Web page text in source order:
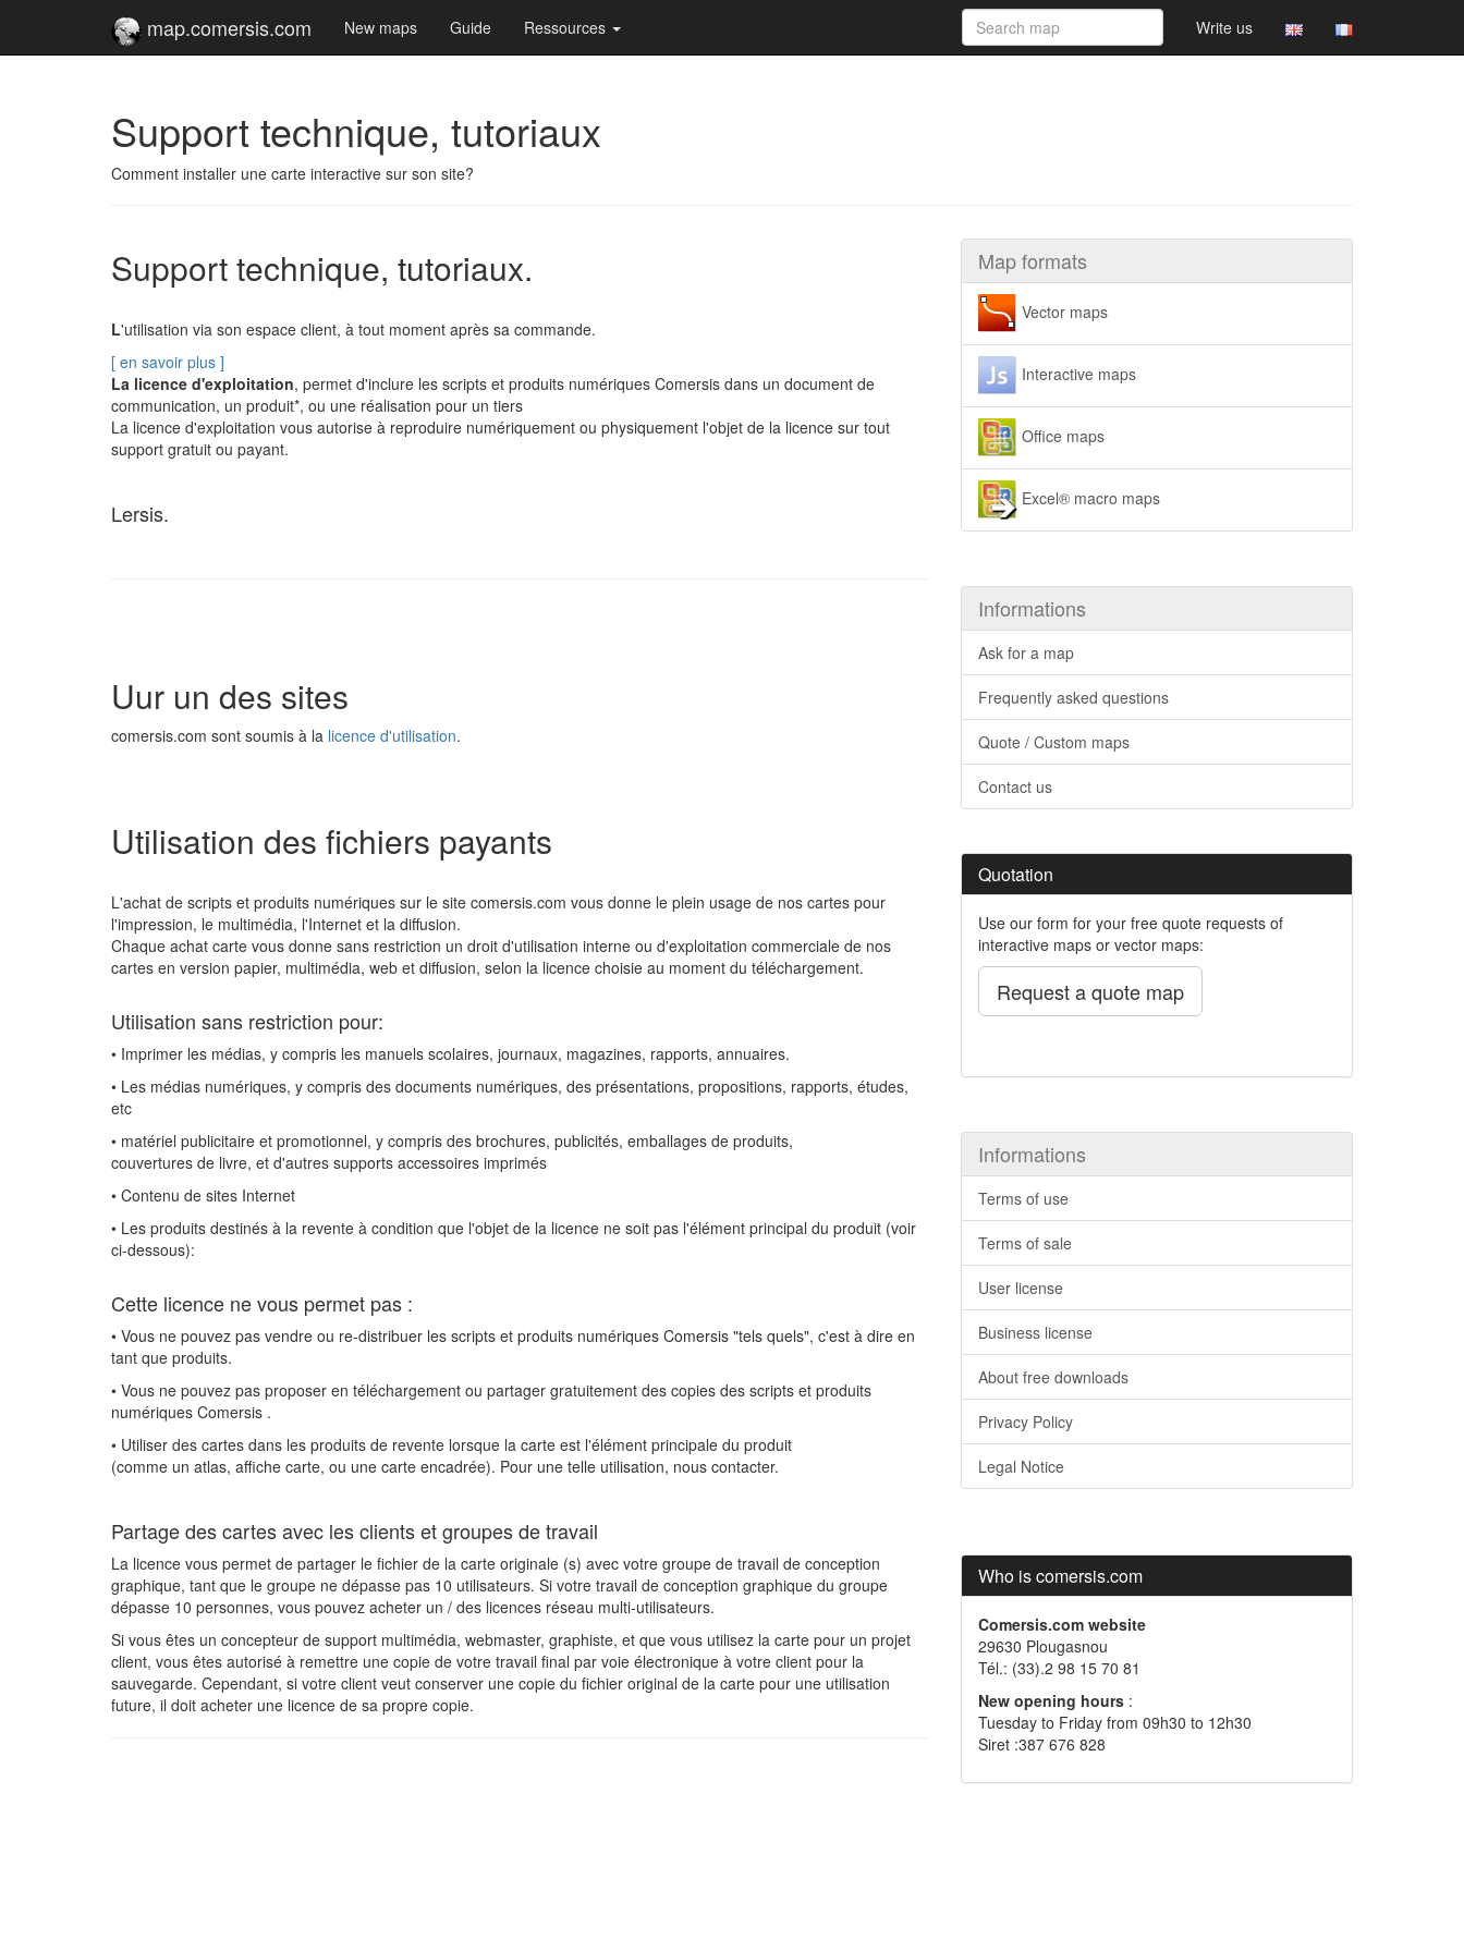
map.comersis.com New maps Guide Ressources Write us
Support technique, tutoriaux
Comment installer une carte interactive sur son site?
Support technique, tutoriaux.
L'utilisation via son espace client, à tout moment après sa commande.
[ en savoir plus ]
La licence d'exploitation, permet d'inclure les scripts et produits numériques Comersis dans un document de
communication, un produit*, ou une réalisation pour un tiers
La licence d'exploitation vous autorise à reproduire numériquement ou physiquement l'objet de la licence sur tout
support gratuit ou payant.
Lersis.
Uur un des sites
comersis.com sont soumis à la licence d'utilisation.
Utilisation des fichiers payants
L'achat de scripts et produits numériques sur le site comersis.com vous donne le plein usage de nos cartes pour
l'impression, le multimédia, l'Internet et la diffusion.
Chaque achat carte vous donne sans restriction un droit d'utilisation interne ou d'exploitation commerciale de nos
cartes en version papier, multimédia, web et diffusion, selon la licence choisie au moment du téléchargement.
Utilisation sans restriction pour:
• Imprimer les médias, y compris les manuels scolaires, journaux, magazines, rapports, annuaires.
• Les médias numériques, y compris des documents numériques, des présentations, propositions, rapports, études,
etc
• matériel publicitaire et promotionnel, y compris des brochures, publicités, emballages de produits,
couvertures de livre, et d'autres supports accessoires imprimés
• Contenu de sites Internet
• Les produits destinés à la revente à condition que l'objet de la licence ne soit pas l'élément principal du produit (voir
ci-dessous):
Cette licence ne vous permet pas :
• Vous ne pouvez pas vendre ou re-distribuer les scripts et produits numériques Comersis "tels quels", c'est à dire en
tant que produits.
• Vous ne pouvez pas proposer en téléchargement ou partager gratuitement des copies des scripts et produits
numériques Comersis .
• Utiliser des cartes dans les produits de revente lorsque la carte est l'élément principale du produit
(comme un atlas, affiche carte, ou une carte encadrée). Pour une telle utilisation, nous contacter.
Partage des cartes avec les clients et groupes de travail
La licence vous permet de partager le fichier de la carte originale (s) avec votre groupe de travail de conception
graphique, tant que le groupe ne dépasse pas 10 utilisateurs. Si votre travail de conception graphique du groupe
dépasse 10 personnes, vous pouvez acheter un / des licences réseau multi-utilisateurs.
Si vous êtes un concepteur de support multimédia, webmaster, graphiste, et que vous utilisez la carte pour un projet
client, vous êtes autorisé à remettre une copie de votre travail final par voie électronique à votre client pour la
sauvegarde. Cependant, si votre client veut conserver une copie du fichier original de la carte pour une utilisation
future, il doit acheter une licence de sa propre copie.
Map formats
Vector maps
Interactive maps
Office maps
Excel® macro maps
Informations
Ask for a map
Frequently asked questions
Quote / Custom maps
Contact us
Quotation
Use our form for your free quote requests of
interactive maps or vector maps:
Request a quote map
Informations
Terms of use
Terms of sale
User license
Business license
About free downloads
Privacy Policy
Legal Notice
Who is comersis.com
Comersis.com website
29630 Plougasnou
Tél.: (33).2 98 15 70 81
New opening hours :
Tuesday to Friday from 09h30 to 12h30
Siret :387 676 828